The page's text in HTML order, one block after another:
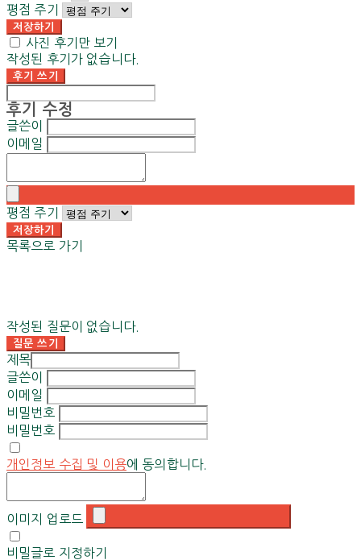
평점 주기
저장하기
사진 후기만 보기
작성된 후기가 없습니다.
후기 쓰기
후기 수정
글쓴이
이메일
평점 주기
저장하기
목록으로 가기
작성된 질문이 없습니다.
질문 쓰기
제목
글쓴이
이메일
비밀번호
비밀번호
개인정보 수집 및 이용에 동의합니다.
이미지 업로드
비밀글로 지정하기